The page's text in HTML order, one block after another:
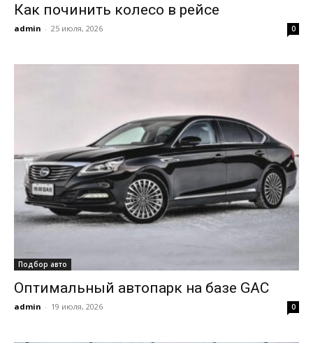
Как починить колесо в рейсе
admin - 25 июля, 2026 0
Подбор авто
Оптимальный автопарк на базе GAC
admin - 19 июля, 2026 0